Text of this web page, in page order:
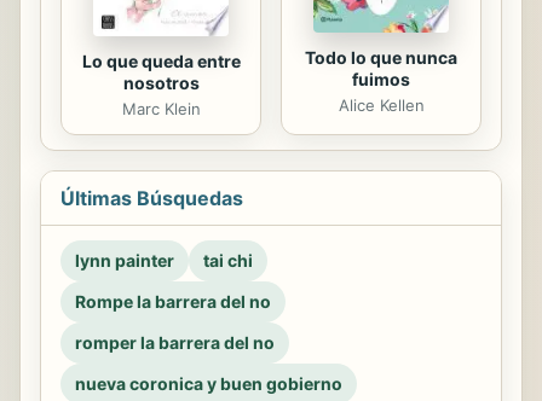
Lo que queda entre
nosotros
Marc Klein
Todo lo que nunca
fuimos
Alice Kellen
Últimas Búsquedas
lynn painter
tai chi
Rompe la barrera del no
romper la barrera del no
nueva coronica y buen gobierno